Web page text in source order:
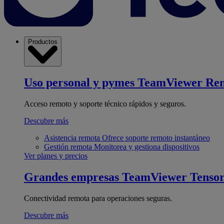
Productos
Uso personal y pymes TeamViewer
Acceso remoto y soporte técnico rápidos y seguros.
Descubre más
Asistencia remota Ofrece soporte remoto instantáneo
Gestión remota Monitorea y gestiona dispositivos
Ver planes y precios
Grandes empresas TeamViewer Tensor
Conectividad remota para operaciones seguras.
Descubre más